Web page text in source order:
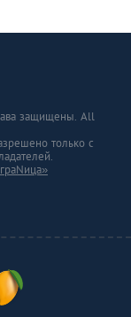
защищены. All
только с